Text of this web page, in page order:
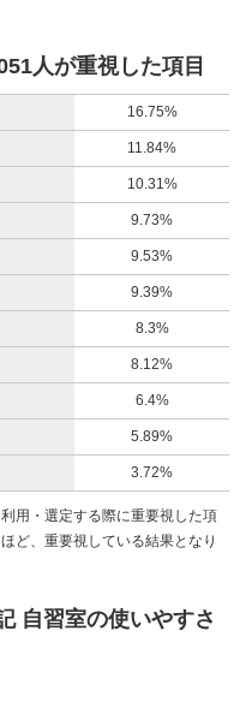
人が重視した項目
16.75%
11.84%
10.31%
9.73%
9.53%
9.39%
8.3%
8.12%
6.4%
5.89%
3.72%
用・選定する際に重要視した項
ど、重要視している結果となり
自習室の使いやすさ